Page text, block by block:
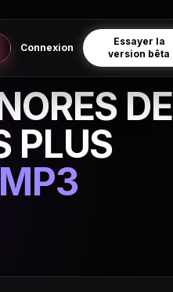
Connexion
Essayer la
version bêta
DE
PLUS